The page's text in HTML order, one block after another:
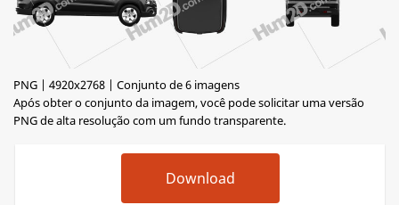
PNG | 4920x2768 | Conjunto de 6 imagens
Após obter o conjunto da imagem, você pode solicitar uma versão
PNG de alta resolução com um fundo transparente.